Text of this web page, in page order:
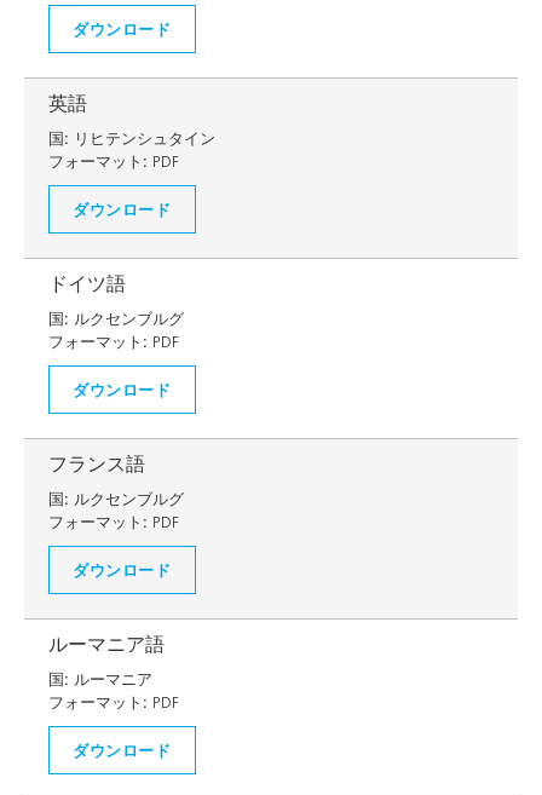
ダウンロード
英語
国: リヒテンシュタイン
フォーマット: PDF
ダウンロード
ドイツ語
国: ルクセンブルグ
フォーマット: PDF
ダウンロード
フランス語
国: ルクセンブルグ
フォーマット: PDF
ダウンロード
ルーマニア語
国: ルーマニア
フォーマット: PDF
ダウンロード